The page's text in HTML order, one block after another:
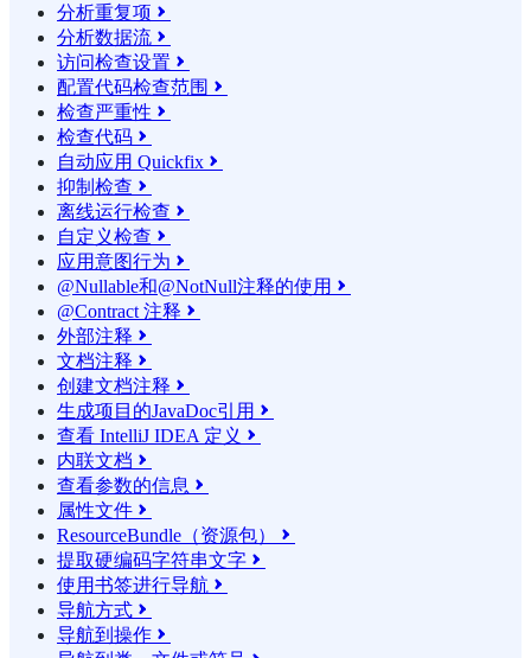
分析重复项 
分析数据流 
访问检查设置 
配置代码检查范围 
检查严重性 
检查代码 
自动应用 Quickfix 
抑制检查 
离线运行检查 
自定义检查 
应用意图行为 
@Nullable和@NotNull注释的使用 
@Contract 注释 
外部注释 
文档注释 
创建文档注释 
生成项目的JavaDoc引用 
查看 IntelliJ IDEA 定义 
内联文档 
查看参数的信息 
属性文件 
ResourceBundle（资源包） 
提取硬编码字符串文字 
使用书签进行导航 
导航方式 
导航到操作 